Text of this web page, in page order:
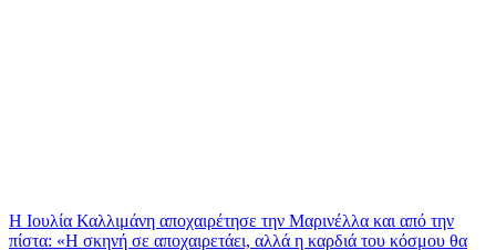
Η Ιουλία Καλλιμάνη αποχαιρέτησε την Μαρινέλλα και από την
πίστα: «H σκηνή σε αποχαιρετάει, αλλά η καρδιά του κόσμου θα